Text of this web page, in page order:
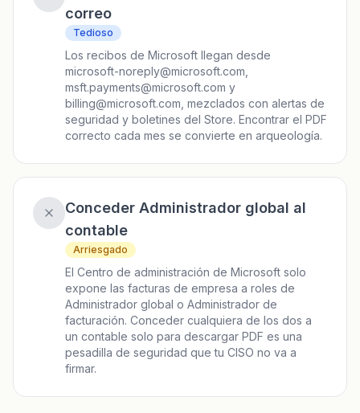
correo
Tedioso
Los recibos de Microsoft llegan desde
microsoft-noreply@microsoft.com,
msft.payments@microsoft.com y
billing@microsoft.com, mezclados con alertas de
seguridad y boletines del Store. Encontrar el PDF
correcto cada mes se convierte en arqueología.
Conceder Administrador global al
contable
Arriesgado
El Centro de administración de Microsoft solo
expone las facturas de empresa a roles de
Administrador global o Administrador de
facturación. Conceder cualquiera de los dos a
un contable solo para descargar PDF es una
pesadilla de seguridad que tu CISO no va a
firmar.